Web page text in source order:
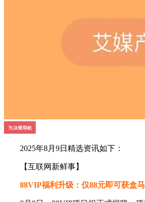
2025年8月9日精选资讯如下：
【互联网新鲜事】
88VIP福利升级：仅88元即可获盒